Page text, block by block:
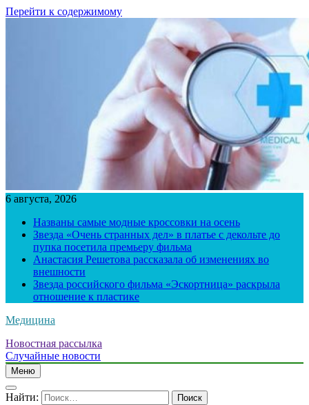
Перейти к содержимому
6 августа, 2026
Названы самые модные кроссовки на осень
Звезда «Очень странных дел» в платье с декольте до
пупка посетила премьеру фильма
Анастасия Решетова рассказала об изменениях во
внешности
Звезда российского фильма «Эскортница» раскрыла
отношение к пластике
Медицина
Новостная рассылка
Случайные новости
Меню
Найти: